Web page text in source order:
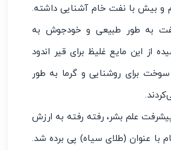
و بیش با نفت خام آشنایی داشته.
به طور طبیعی و خودجوش به
از این مایع غلیظ برای قیر اندود
برای روشنایی و گرما به طور
علم بشر، رفته رفته به ارزش
عنوان (طلای سیاه) پی برده شد.